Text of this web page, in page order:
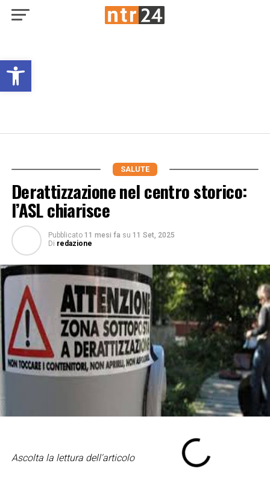
Open toolbar
SALUTE
Derattizzazione nel centro storico:
l’ASL chiarisce
Pubblicato 11 mesi fa su 11 Set, 2025
Di redazione
Ascolta la lettura dell'articolo